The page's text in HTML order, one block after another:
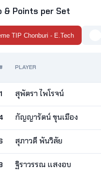
& Points per Set
TIP Chonburi - E.Tech
PLAYER
1 สุพัตรา ไพโรจน์
กัญญารัตน์ ขุนเมือง
สุภาวดี พันวิลัย
ฐิราวรรณ แสงอบ